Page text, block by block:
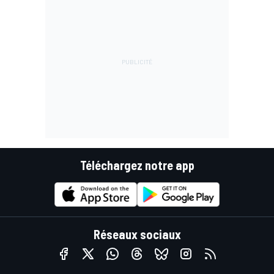
Téléchargez notre app
Réseaux sociaux